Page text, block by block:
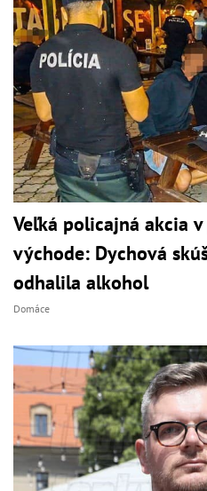
Veľká policajná akcia
východe: Dychová
odhalila alkohol
Domáce